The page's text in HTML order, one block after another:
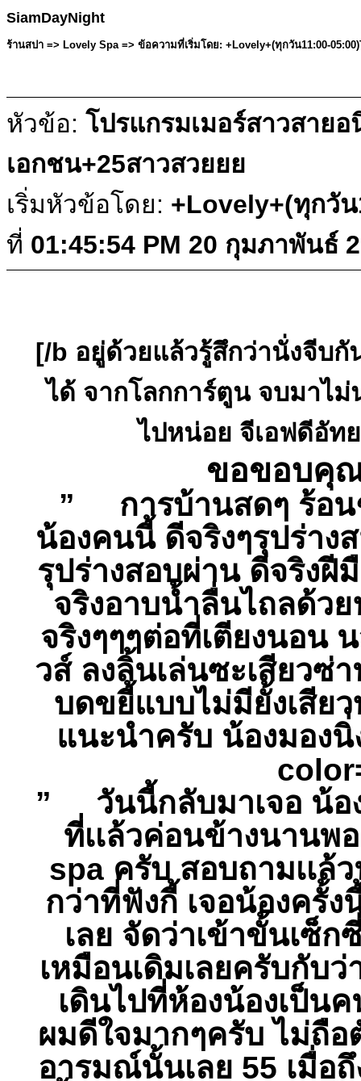
SiamDayNight
ร้านสปา => Lovely Spa => ข้อความที่เริ่มโดย: +Lovely+(ทุกวัน11:00-
หัวข้อ: โปรแกรมเมอร์สาวสาย
เอกชน+25สาวสวยยย
เริ่มหัวข้อโดย: +Lovely+(ทุกวั
ที่ 01:45:54 PM 20 กุมภาพันธ์
[/b อยู่ด้วยแล้วรู้สึกว่านั่งจีบกั
ได้ จากโลกการ์ตูน จบมาไม่
ไปหน่อย จีเอฟดีอัท
ขอขอบคุ
” การบ้านสดๆ ร้อนๆ
น้องคนนี้ ดีจริงๆรุปร่าง
รุปร่างสอบผ่าน ดีจริงฝี
จริงอาบน้ำลื่นไถลด้ว
จริงๆๆๆต่อที่เตียงนอน
วส์ ลงลิ้นเล่นซะเสียวซ่
บดขยี้แบบไม่มียั้งเสียว
แนะนำครับ น้องมองนิ่
” วันนี้กลับมาเจอ น้อง
ที่เเล้วค่อนข้างนานพ
spa ครับ สอบถามเเล้
กว่าที่ฟังกี้ เจอน้องครั้
เลย จัดว่าเข้าขั้นเซ็ก
เหมือนเดิมเลยครับกับว่
เดินไปที่ห้องน้องเป็น
ผมดีใจมากๆครับ ไม่ถื
อารมณ์นั้นเลย 55 เมื่อ